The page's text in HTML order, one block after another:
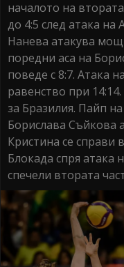
началото на
до 4:5 след атака
Нанева атакува
поредни аса на
поведе с 8:7. Атака
равенство при
за Бразилия. Пайп
Борислава Съйкова
Кристина се справи
Блокада спря атака
спечели втората